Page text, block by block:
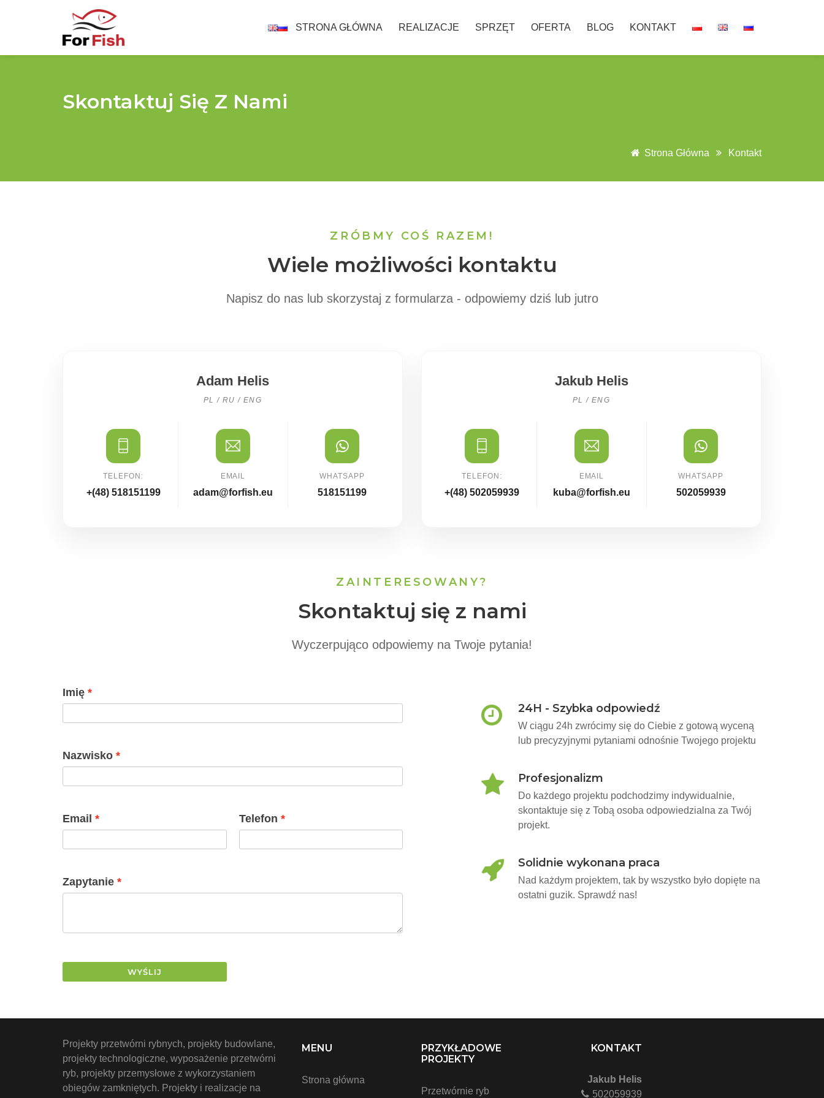
STRONA GŁÓWNA REALIZACJE SPRZĘT OFERTA BLOG KONTAKT
Skontaktuj Się Z Nami
Strona Główna Kontakt
ZRÓBMY COŚ RAZEM!
Wiele możliwości kontaktu
Napisz do nas lub skorzystaj z formularza - odpowiemy dziś lub jutro
Adam Helis
PL / RU / ENG
TELEFON:
+(48) 518151199
EMAIL
adam@forfish.eu
WHATSAPP
518151199
Jakub Helis
PL / ENG
TELEFON:
+(48) 502059939
EMAIL
kuba@forfish.eu
WHATSAPP
502059939
ZAINTERESOWANY?
Skontaktuj się z nami
Wyczerpująco odpowiemy na Twoje pytania!
Imię
Nazwisko
Email Telefon
Zapytanie
WYŚLIJ
24H - Szybka odpowiedź
W ciągu 24h zwrócimy się do Ciebie z gotową wyceną
lub precyzyjnymi pytaniami odnośnie Twojego projektu
Profesjonalizm
Do każdego projektu podchodzimy indywidualnie,
skontaktuje się z Tobą osoba odpowiedzialna za Twój
projekt.
Solidnie wykonana praca
Nad każdym projektem, tak by wszystko było dopięte na
ostatni guzik. Sprawdź nas!
Projekty przetwórni rybnych, projekty budowlane,
projekty technologiczne, wyposażenie przetwórni
ryb, projekty przemysłowe z wykorzystaniem
obiegów zamkniętych. Projekty i realizacje na
MENU
Strona główna
PRZYKŁADOWE
PROJEKTY
Przetwórnie ryb
KONTAKT
Jakub Helis
502059939